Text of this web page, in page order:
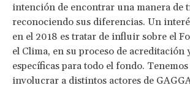
intención de encontrar una manera de
reconociendo sus diferencias. Un
en el 2018 es tratar de influir sobre el
el Clima, en su proceso de acreditación
específicas para todo el fondo.
involucrar a distintos actores de